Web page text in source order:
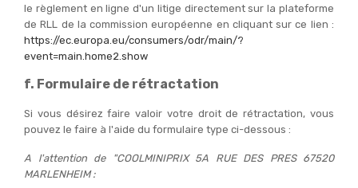
le règlement en ligne d'un litige directement sur la plateforme
de RLL de la commission européenne en cliquant sur ce lien :
https://ec.europa.eu/consumers/odr/main/?
event=main.home2.show
f. Formulaire de rétractation
Si vous désirez faire valoir votre droit de rétractation, vous
pouvez le faire à l'aide du formulaire type ci-dessous :
A l'attention de "COOLMINIPRIX 5A RUE DES PRES 67520
MARLENHEIM :